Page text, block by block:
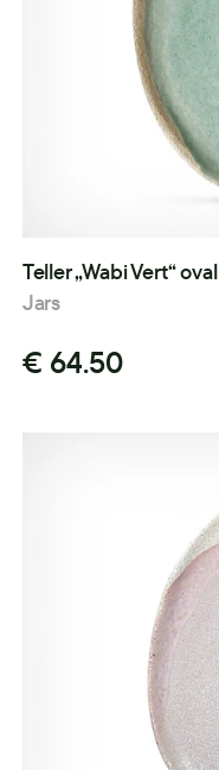
Teller „Wabi Vert“ oval
Jars
€ 64.50